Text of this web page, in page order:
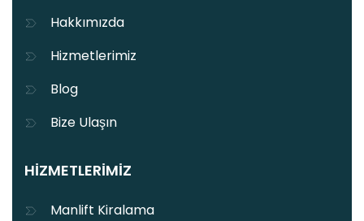
Hakkımızda
Hizmetlerimiz
Blog
Bize Ulaşın
HIZMETLERIMIZ
Manlift Kiralama